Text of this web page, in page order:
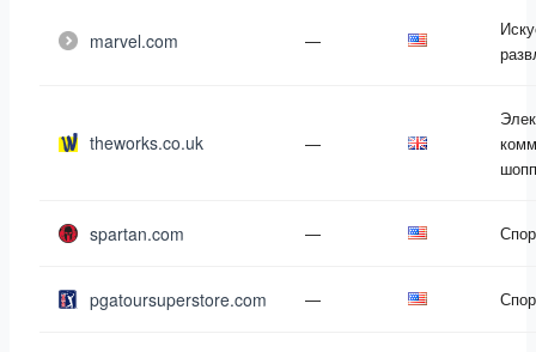
marvel.com —
theworks.co.uk —
spartan.com —
pgatoursuperstore.com —